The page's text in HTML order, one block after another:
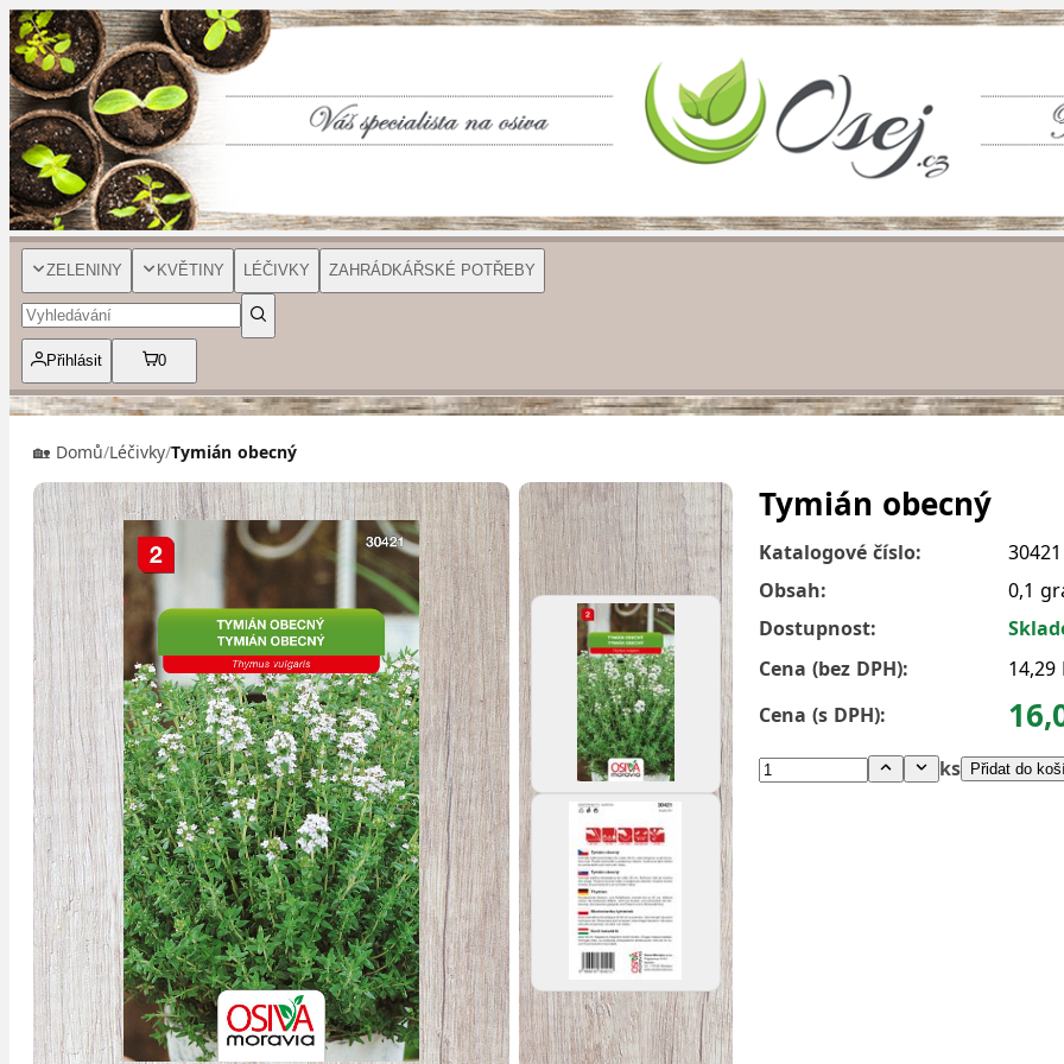
ZELENINY KVĚTINY LÉČIVKY ZAHRÁDKÁŘSKÉ POTŘEBY
Přihlásit 0
🏡 Domů/Léčivky/Tymián obecný
Tymián obecný
Katalogové číslo:
30421
Obsah:
0,1
Dostupnost:
Cena (bez DPH):
14,29
Cena (s DPH):
ks Přidat do